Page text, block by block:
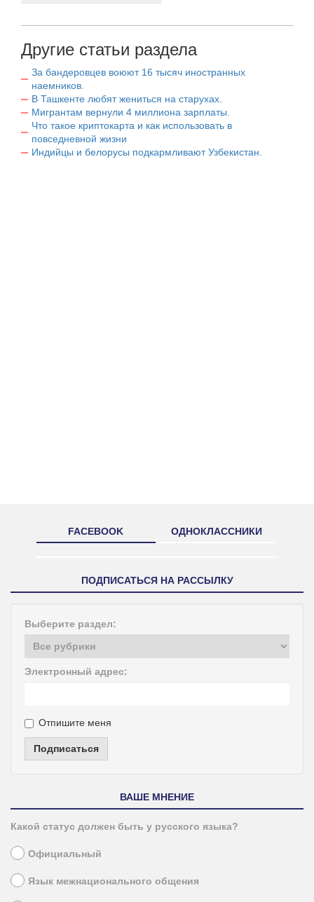
Другие статьи раздела
За бандеровцев воюют 16 тысяч иностранных
наемников.
В Ташкенте любят жениться на старухах.
Мигрантам вернули 4 миллиона зарплаты.
Что такое криптокарта и как использовать в
повседневной жизни
Индийцы и белорусы подкармливают Узбекистан.
FACEBOOK ОДНОКЛАССНИКИ
ПОДПИСАТЬСЯ НА РАССЫЛКУ
Выберите раздел:
Электронный адрес:
Отпишите меня
Подписаться
ВАШЕ МНЕНИЕ
Какой статус должен быть у русского языка?
Официальный
Язык межнационального общения